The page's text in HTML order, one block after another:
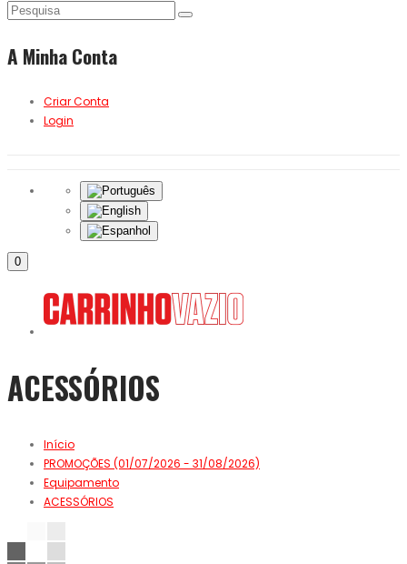
A Minha Conta
Criar Conta
Login
0
ACESSÓRIOS
Início
PROMOÇÕES (01/07/2026 - 31/08/2026)
Equipamento
ACESSÓRIOS